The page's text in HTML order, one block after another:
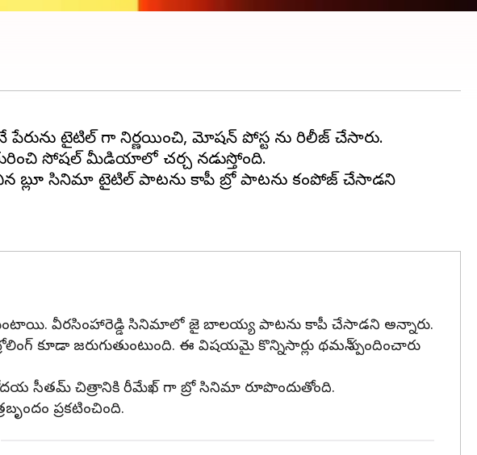
టైటిల్ గా నిర్ణయించి, మోషన్ పోస్టర్ ను రిలీజ్ చేసారు.
సోషల్ మీడియాలో చర్చ నడుస్తోంది.
బ్లూ సినిమా టైటిల్ పాటను కాపీ బ్రో పాటను కంపోజ్ చేసాడని
వీరసింహారెడ్డి సినిమాలో జై బాలయ్య పాటను కాపీ చేసాడని అన్నారు.
జరుగుతుంటుంది. ఈ విషయమై కొన్నిసార్లు థమన్ స్పందించారు
సీతమ్ చిత్రానికి రీమేఖ్ గా బ్రో సినిమా రూపొందుతోంది.
ప్రకటించింది.